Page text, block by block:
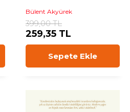
Bülent Akyürek
399,00 TL
259,35 TL
Sepete Ekle